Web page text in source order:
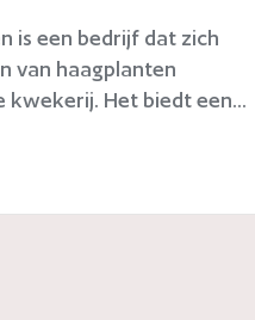
is een bedrijf dat zich
van haagplanten
kwekerij. Het biedt een...